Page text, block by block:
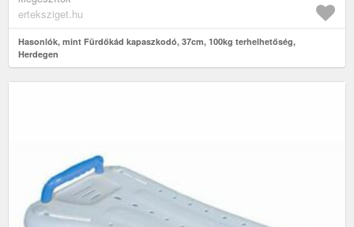
erteksziget.hu
Hasonlók, mint Fürdőkád kapaszkodó, 37cm, 100kg terhelhetőség,
Herdegen